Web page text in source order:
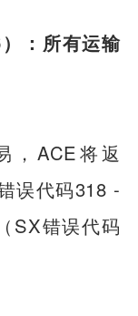
：所有运输
，ACE将返
误代码318 -
SX错误代码